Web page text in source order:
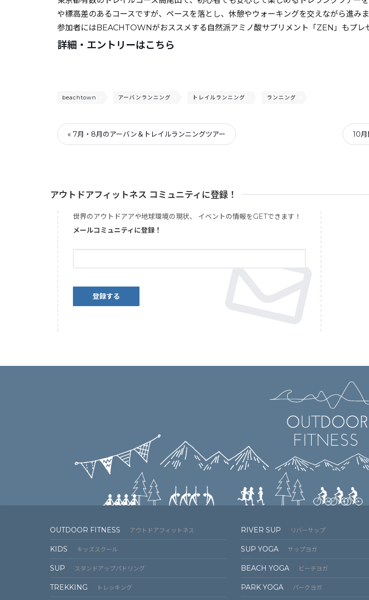
や標高差のあるコースですが、ペースを落とし、休憩やウォーキングを交えながら進み
参加者にはBEACHTOWNがおススメする自然派アミノ酸サプリメント「ZEN」もプ
詳細・エントリーはこちら
beachtown アーバンランニング トレイルランニング ランニング
« 7月・8月のアーバン＆トレイルランニングツアー 10月
アウトドアフィットネス コミュニティに登録！
世界のアウトドアアや地球環境の現状、 イベントの情報をGETできます！
メールコミュニティに登録！
OUTDOOR FITNESS アウトドアフィットネス
KIDS キッズスクール
SUP スタンドアップパドリング
TREKKING トレッキング
RIVER SUP リバーサップ
SUP YOGA サップヨガ
BEACH YOGA ビーチヨガ
PARK YOGA パークヨガ